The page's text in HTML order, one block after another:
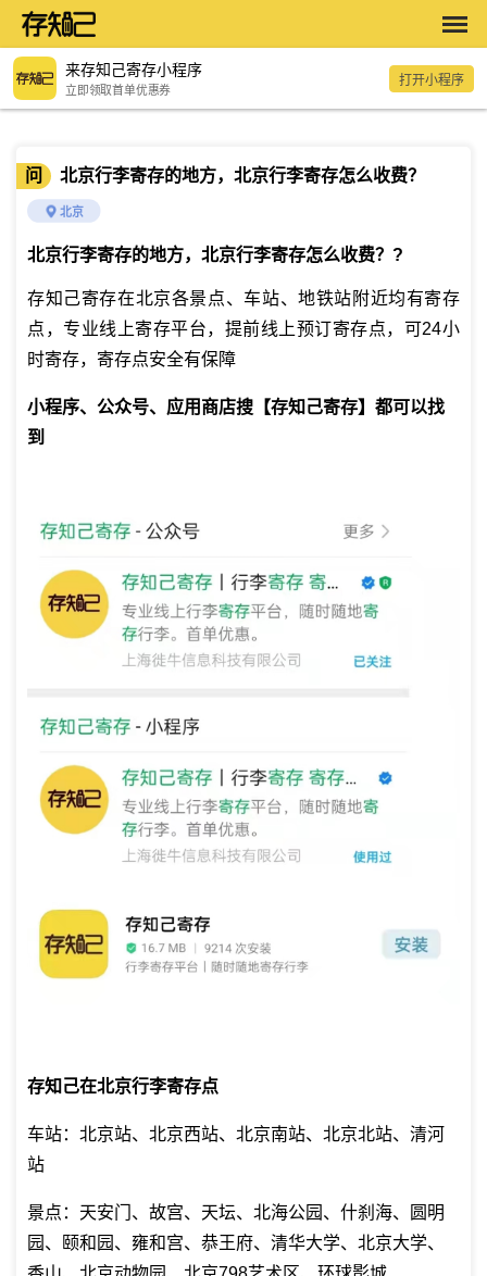
来存知己寄存小程序
立即领取首单优惠券
打开小程序
问 北京行李寄存的地方，北京行李寄存怎么收费？
北京
北京行李寄存的地方，北京行李寄存怎么收费？ ?
存知己寄存在北京各景点、车站、地铁站附近均有寄存
点，专业线上寄存平台，提前线上预订寄存点，可24小
时寄存，寄存点安全有保障
小程序、公众号、应用商店搜【存知己寄存】都可以找
到
存知己在北京行李寄存点
车站：北京站、北京西站、北京南站、北京北站、清河
站
景点：天安门、故宫、天坛、北海公园、什刹海、圆明
园、颐和园、雍和宫、恭王府、清华大学、北京大学、